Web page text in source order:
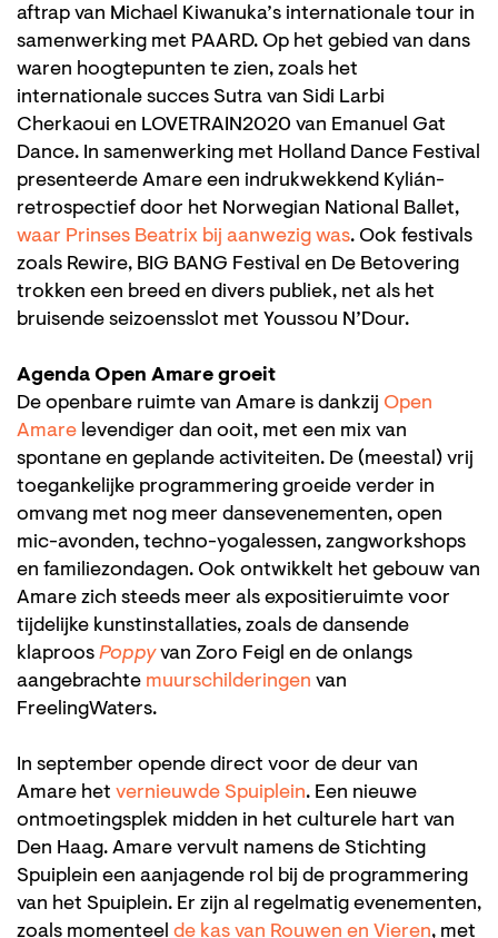
aftrap van Michael Kiwanuka’s internationale tour in
samenwerking met PAARD. Op het gebied van dans
waren hoogtepunten te zien, zoals het
internationale succes Sutra van Sidi Larbi
Cherkaoui en LOVETRAIN2020 van Emanuel Gat
Dance. In samenwerking met Holland Dance Festival
presenteerde Amare een indrukwekkend Kylián-
retrospectief door het Norwegian National Ballet,
waar Prinses Beatrix bij aanwezig was. Ook festivals
zoals Rewire, BIG BANG Festival en De Betovering
trokken een breed en divers publiek, net als het
bruisende seizoensslot met Youssou N’Dour.
Agenda Open Amare groeit
De openbare ruimte van Amare is dankzij Open
Amare levendiger dan ooit, met een mix van
spontane en geplande activiteiten. De (meestal) vrij
toegankelijke programmering groeide verder in
omvang met nog meer dansevenementen, open
mic-avonden, techno-yogalessen, zangworkshops
en familiezondagen. Ook ontwikkelt het gebouw van
Amare zich steeds meer als expositieruimte voor
tijdelijke kunstinstallaties, zoals de dansende
klaproos Poppyvan Zoro Feigl en de onlangs
aangebrachte muurschilderingen van
FreelingWaters.
In september opende direct voor de deur van
Amare het vernieuwde Spuiplein. Een nieuwe
ontmoetingsplek midden in het culturele hart van
Den Haag. Amare vervult namens de Stichting
Spuiplein een aanjagende rol bij de programmering
van het Spuiplein. Er zijn al regelmatig evenementen,
zoals momenteel de kas van Rouwen en Vieren, met